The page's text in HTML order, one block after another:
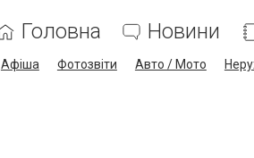
Головна Новини
Афіша Фотозвіти Авто / Мото